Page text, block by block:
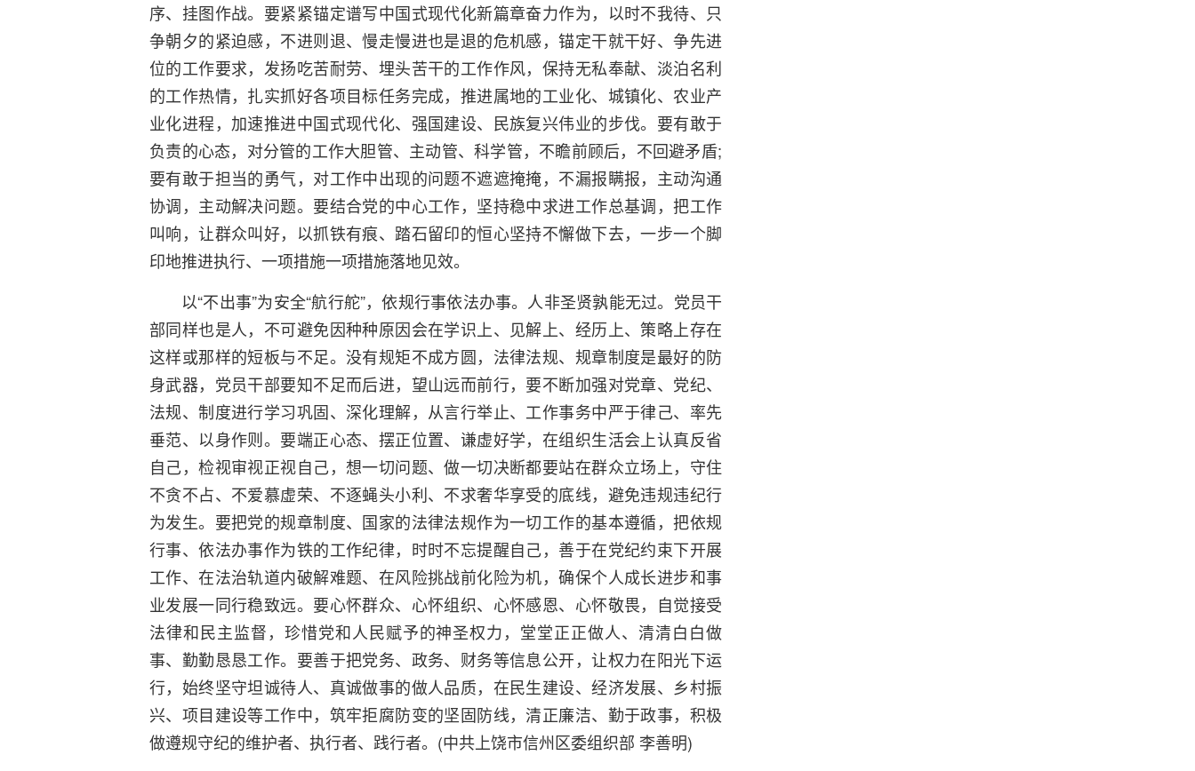
序、挂图作战。要紧紧锚定谱写中国式现代化新篇章奋力作为，以时不我待、只
争朝夕的紧迫感，不进则退、慢走慢进也是退的危机感，锚定干就干好、争先进
位的工作要求，发扬吃苦耐劳、埋头苦干的工作作风，保持无私奉献、淡泊名利
的工作热情，扎实抓好各项目标任务完成，推进属地的工业化、城镇化、农业产
业化进程，加速推进中国式现代化、强国建设、民族复兴伟业的步伐。要有敢于
负责的心态，对分管的工作大胆管、主动管、科学管，不瞻前顾后，不回避矛盾;
要有敢于担当的勇气，对工作中出现的问题不遮遮掩掩，不漏报瞒报，主动沟通
协调，主动解决问题。要结合党的中心工作，坚持稳中求进工作总基调，把工作
叫响，让群众叫好，以抓铁有痕、踏石留印的恒心坚持不懈做下去，一步一个脚
印地推进执行、一项措施一项措施落地见效。
以“不出事”为安全“航行舵”，依规行事依法办事。人非圣贤孰能无过。党员干
部同样也是人，不可避免因种种原因会在学识上、见解上、经历上、策略上存在
这样或那样的短板与不足。没有规矩不成方圆，法律法规、规章制度是最好的防
身武器，党员干部要知不足而后进，望山远而前行，要不断加强对党章、党纪、
法规、制度进行学习巩固、深化理解，从言行举止、工作事务中严于律己、率先
垂范、以身作则。要端正心态、摆正位置、谦虚好学，在组织生活会上认真反省
自己，检视审视正视自己，想一切问题、做一切决断都要站在群众立场上，守住
不贪不占、不爱慕虚荣、不逐蝇头小利、不求奢华享受的底线，避免违规违纪行
为发生。要把党的规章制度、国家的法律法规作为一切工作的基本遵循，把依规
行事、依法办事作为铁的工作纪律，时时不忘提醒自己，善于在党纪约束下开展
工作、在法治轨道内破解难题、在风险挑战前化险为机，确保个人成长进步和事
业发展一同行稳致远。要心怀群众、心怀组织、心怀感恩、心怀敬畏，自觉接受
法律和民主监督，珍惜党和人民赋予的神圣权力，堂堂正正做人、清清白白做
事、勤勤恳恳工作。要善于把党务、政务、财务等信息公开，让权力在阳光下运
行，始终坚守坦诚待人、真诚做事的做人品质，在民生建设、经济发展、乡村振
兴、项目建设等工作中，筑牢拒腐防变的坚固防线，清正廉洁、勤于政事，积极
做遵规守纪的维护者、执行者、践行者。(中共上饶市信州区委组织部 李善明)